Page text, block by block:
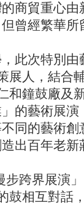
商貿重心
曾經繁華
此次特別
展人，結合
和鐘鼓廠及
的藝術展演
同的藝術
出百年老新
跨界展演
鼓相互對話